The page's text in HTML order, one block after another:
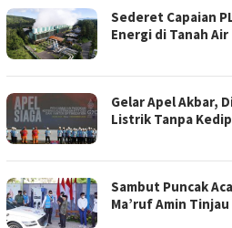
Sederet Capaian
Energi di Tanah Air
Gelar Apel Akbar,
Listrik Tanpa
Sambut Puncak
Ma’ruf Amin Tinjau